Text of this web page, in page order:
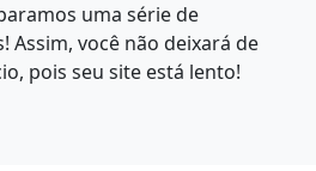
uma série de
Assim, você não deixará de
pois seu site está lento!